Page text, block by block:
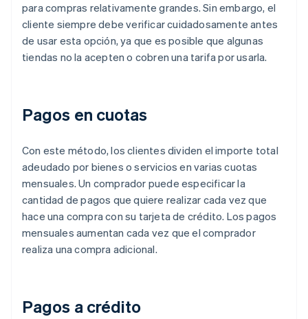
para compras relativamente grandes. Sin embargo, el
cliente siempre debe verificar cuidadosamente antes
de usar esta opción, ya que es posible que algunas
tiendas no la acepten o cobren una tarifa por usarla.
Pagos en cuotas
Con este método, los clientes dividen el importe total
adeudado por bienes o servicios en varias cuotas
mensuales. Un comprador puede especificar la
cantidad de pagos que quiere realizar cada vez que
hace una compra con su tarjeta de crédito. Los pagos
mensuales aumentan cada vez que el comprador
realiza una compra adicional.
Pagos a crédito